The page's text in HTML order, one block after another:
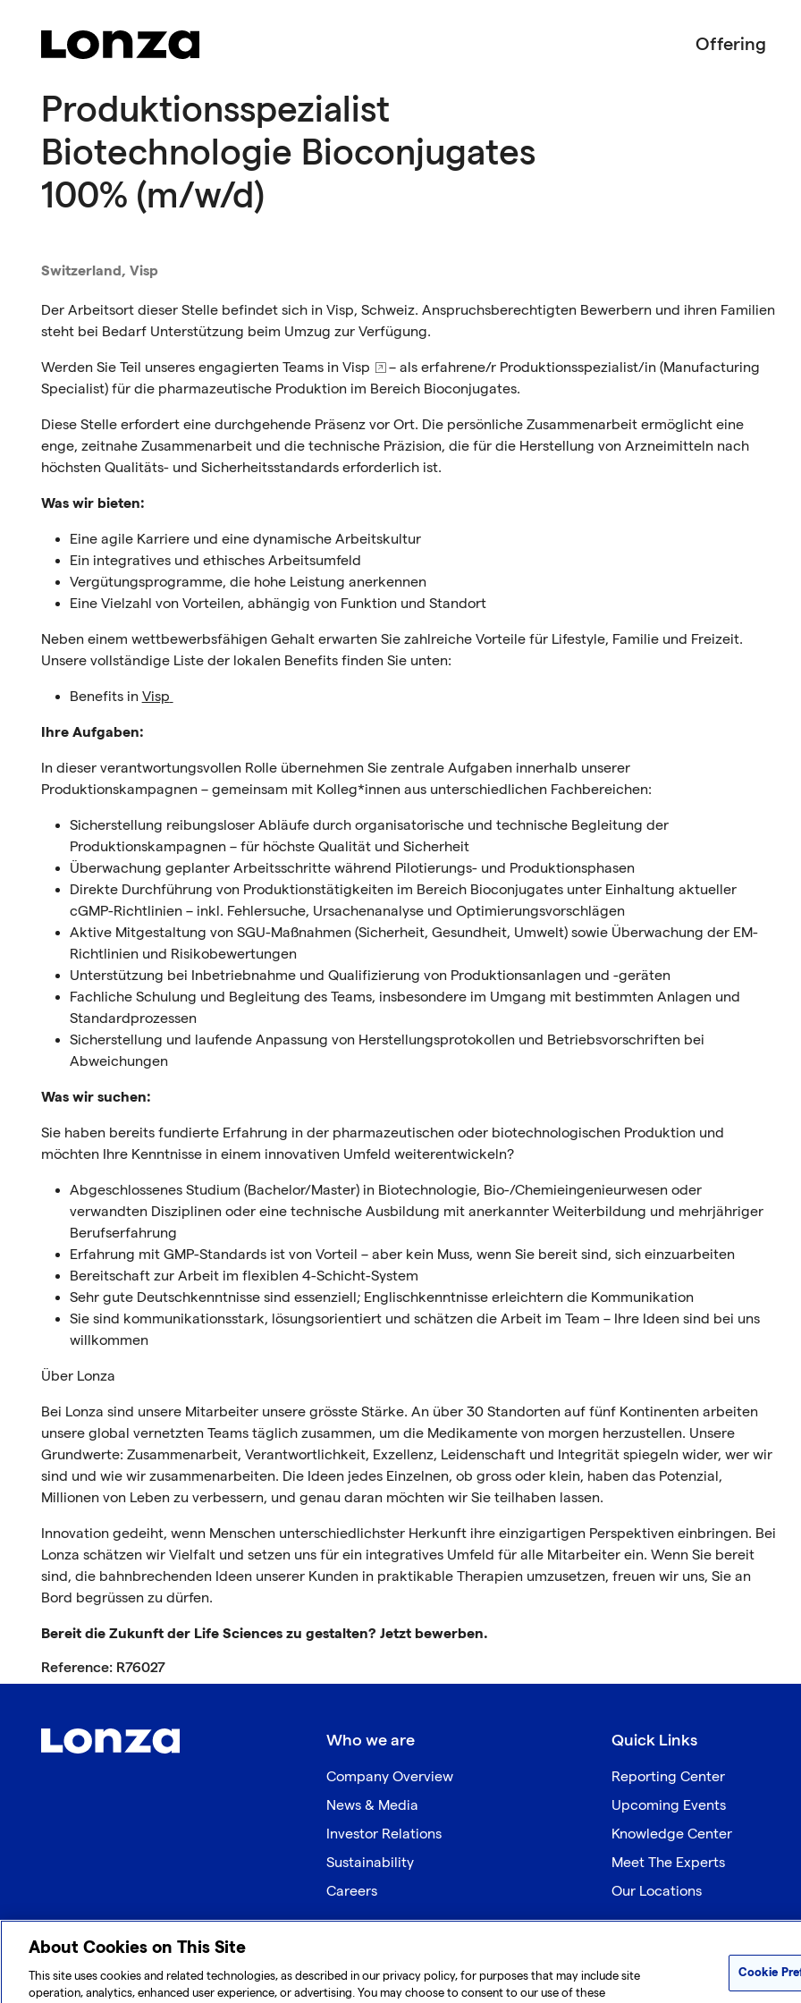
Offering
Produktionsspezialist
Biotechnologie Bioconjugates
100% (m/w/d)
Switzerland, Visp
Der Arbeitsort dieser Stelle befindet sich in Visp, Schweiz. Anspruchsberechtigten Bewerbern und ihren Familien
steht bei Bedarf Unterstützung beim Umzug zur Verfügung.
Werden Sie Teil unseres engagierten Teams in Visp
– als erfahrene/r Produktionsspezialist/in (Manufacturing
Specialist) für die pharmazeutische Produktion im Bereich Bioconjugates.
Diese Stelle erfordert eine durchgehende Präsenz vor Ort. Die persönliche Zusammenarbeit ermöglicht eine
enge, zeitnahe Zusammenarbeit und die technische Präzision, die für die Herstellung von Arzneimitteln nach
höchsten Qualitäts- und Sicherheitsstandards erforderlich ist.
Was wir bieten:
Eine agile Karriere und eine dynamische Arbeitskultur
Ein integratives und ethisches Arbeitsumfeld
Vergütungsprogramme, die hohe Leistung anerkennen
Eine Vielzahl von Vorteilen, abhängig von Funktion und Standort
Neben einem wettbewerbsfähigen Gehalt erwarten Sie zahlreiche Vorteile für Lifestyle, Familie und Freizeit.
Unsere vollständige Liste der lokalen Benefits finden Sie unten:
Benefits in Visp
Ihre Aufgaben:
In dieser verantwortungsvollen Rolle übernehmen Sie zentrale Aufgaben innerhalb unserer
Produktionskampagnen – gemeinsam mit Kolleg*innen aus unterschiedlichen Fachbereichen:
Sicherstellung reibungsloser Abläufe durch organisatorische und technische Begleitung der
Produktionskampagnen – für höchste Qualität und Sicherheit
Überwachung geplanter Arbeitsschritte während Pilotierungs- und Produktionsphasen
Direkte Durchführung von Produktionstätigkeiten im Bereich Bioconjugates unter Einhaltung aktueller
cGMP-Richtlinien – inkl. Fehlersuche, Ursachenanalyse und Optimierungsvorschlägen
Aktive Mitgestaltung von SGU-Maßnahmen (Sicherheit, Gesundheit, Umwelt) sowie Überwachung der EM-
Richtlinien und Risikobewertungen
Unterstützung bei Inbetriebnahme und Qualifizierung von Produktionsanlagen und -geräten
Fachliche Schulung und Begleitung des Teams, insbesondere im Umgang mit bestimmten Anlagen und
Standardprozessen
Sicherstellung und laufende Anpassung von Herstellungsprotokollen und Betriebsvorschriften bei
Abweichungen
Was wir suchen:
Sie haben bereits fundierte Erfahrung in der pharmazeutischen oder biotechnologischen Produktion und
möchten Ihre Kenntnisse in einem innovativen Umfeld weiterentwickeln?
Abgeschlossenes Studium (Bachelor/Master) in Biotechnologie, Bio-/Chemieingenieurwesen oder
verwandten Disziplinen oder eine technische Ausbildung mit anerkannter Weiterbildung und mehrjähriger
Berufserfahrung
Erfahrung mit GMP-Standards ist von Vorteil – aber kein Muss, wenn Sie bereit sind, sich einzuarbeiten
Bereitschaft zur Arbeit im flexiblen 4-Schicht-System
Sehr gute Deutschkenntnisse sind essenziell; Englischkenntnisse erleichtern die Kommunikation
Sie sind kommunikationsstark, lösungsorientiert und schätzen die Arbeit im Team – Ihre Ideen sind bei uns
willkommen
Über Lonza
Bei Lonza sind unsere Mitarbeiter unsere grösste Stärke. An über 30 Standorten auf fünf Kontinenten arbeiten
unsere global vernetzten Teams täglich zusammen, um die Medikamente von morgen herzustellen. Unsere
Grundwerte: Zusammenarbeit, Verantwortlichkeit, Exzellenz, Leidenschaft und Integrität spiegeln wider, wer wir
sind und wie wir zusammenarbeiten. Die Ideen jedes Einzelnen, ob gross oder klein, haben das Potenzial,
Millionen von Leben zu verbessern, und genau daran möchten wir Sie teilhaben lassen.
Innovation gedeiht, wenn Menschen unterschiedlichster Herkunft ihre einzigartigen Perspektiven einbringen. Bei
Lonza schätzen wir Vielfalt und setzen uns für ein integratives Umfeld für alle Mitarbeiter ein. Wenn Sie bereit
sind, die bahnbrechenden Ideen unserer Kunden in praktikable Therapien umzusetzen, freuen wir uns, Sie an
Bord begrüssen zu dürfen.
Bereit die Zukunft der Life Sciences zu gestalten? Jetzt bewerben.
Reference: R76027
Who we are
Company Overview
News & Media
Investor Relations
Sustainability
Careers
Quick Links
Reporting Center
Upcoming Events
Knowledge Center
Meet The Experts
Our Locations
© 2026 Lonza. All rights reserved.
About Cookies on This Site
This site uses cookies and related technologies, as described in our privacy policy, for purposes that may include site
operation, analytics, enhanced user experience, or advertising. You may choose to consent to our use of these
Cookie